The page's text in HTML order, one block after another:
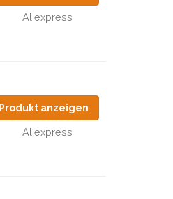
Aliexpress
Produkt anzeigen
Aliexpress